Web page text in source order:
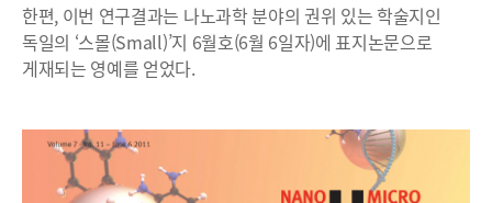
한편, 이번 연구결과는 나노과학 분야의 권위 있는 학술지인
독일의 ‘스몰(Small)’지 6월호(6월 6일자)에 표지논문으로
게재되는 영예를 얻었다.